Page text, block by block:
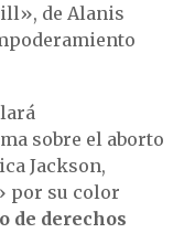
de Alanis
sobre el aborto
Jackson,
por su color
de derechos